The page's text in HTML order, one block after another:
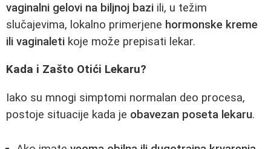
vaginalni gelovi na biljnoj bazi ili, u težim
slučajevima, lokalno primerjene hormonske kreme
ili vaginaleti koje može prepisati lekar.
Kada i Zašto Otići Lekaru?
Iako su mnogi simptomi normalan deo procesa,
postoje situacije kada je obavezan poseta lekaru.